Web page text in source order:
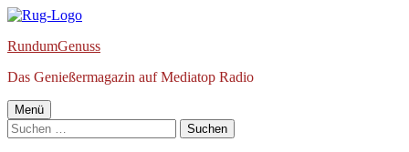
Springe
Inhalt
RundumGenuss
Das Genießermagazin auf Mediatop Radio
Primäres
Menü
Menü
Suchen
nach: